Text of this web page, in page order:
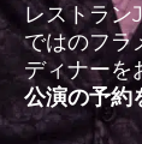
レストラ
ではのフラ
ディナーを
公演の予約